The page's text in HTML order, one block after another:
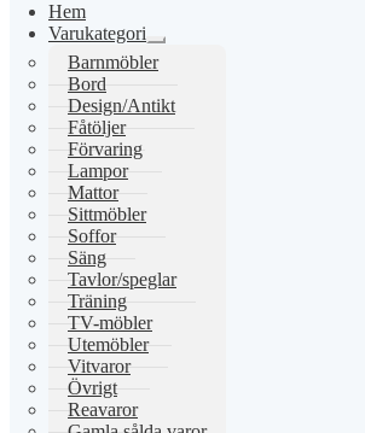
Hem
Varukategori
Expandera
undermeny
Barnmöbler
Bord
Design/Antikt
Fåtöljer
Förvaring
Lampor
Mattor
Sittmöbler
Soffor
Säng
Tavlor/speglar
Träning
TV-möbler
Utemöbler
Vitvaror
Övrigt
Reavaror